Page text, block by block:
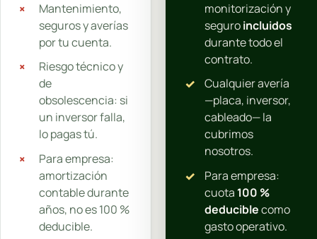
Mantenimiento,
seguros y averías
por tu cuenta.
Riesgo técnico y
de
obsolescencia: si
un inversor falla,
lo pagas tú.
Para empresa:
amortización
contable durante
años, no es 100 %
deducible.
monitorización y
seguroincluidos
durante todo el
contrato.
Cualquier avería
—placa, inversor,
cableado— la
cubrimos
nosotros.
Para empresa:
cuota 100 %
deduciblecomo
gasto operativo.